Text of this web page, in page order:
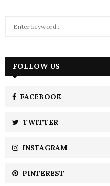
h
FOLLOW US
FACEBOOK
TWITTER
INSTAGRAM
PINTEREST